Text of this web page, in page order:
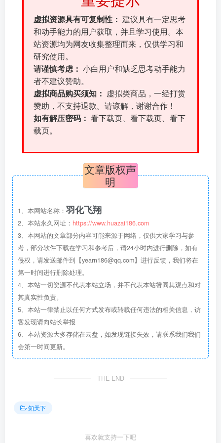
虚拟资源具有可复制性： 建议具有一定思考
和动手能力的用户获取，并且学习使用。本
站资源均为网友收集整理而来，仅供学习和
研究使用。
请谨慎考虑： 小白用户和缺乏思考动手能力
者不建议赞助。
虚拟商品购买须知：
虚拟类商品，一经打赏
赞助，不支持退款。请谅解，谢谢合作！
如有解压密码： 看下载页、看下载页、看下
载页。
文章版权声
明
1、本网站名称： 羽化飞翔
2、本站永久网址： https://www.huazai186.com
3、本网站的文章部分内容可能来源于网络，仅供大家学习与参
考，部分软件下载在学习和参考后，请24小时内进行删除，如有
侵权，请发送邮件到【yearn186@qq.com】进行反馈，我们将在
第一时间进行删除处理。
4、本站一切资源不代表本站立场，并不代表本站赞同其观点和对
其真实性负责。
5、本站一律禁止以任何方式发布或转载任何违法的相关信息，访
客发现请向站长举报
6、本站资源大多存储在云盘，如发现链接失效，请联系我们我们
会第一时间更新。
THE END
知天下
喜欢就支持一下吧